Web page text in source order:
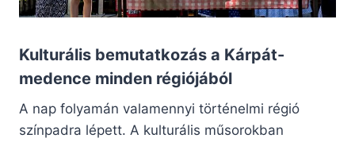
Kulturális bemutatkozás a Kárpát-
medence minden régiójából
A nap folyamán valamennyi történelmi régió
színpadra lépett. A kulturális műsorokban